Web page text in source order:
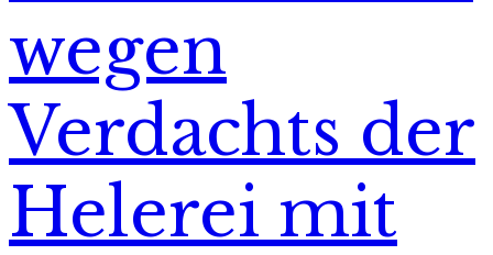
wegen
Verdachts der
Helerei mit